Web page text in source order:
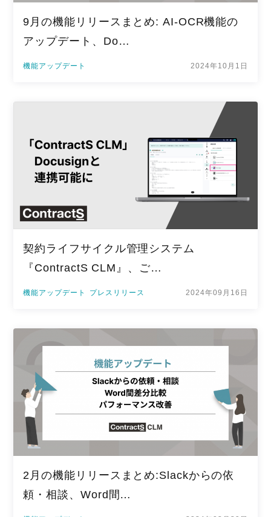
9月の機能リリースまとめ: AI-OCR機能の
アップデート、Do…
機能アップデート 2024年10月1日
契約ライフサイクル管理システム
『ContractS CLM』、ご…
機能アップデート プレスリリース 2024年09月16日
2月の機能リリースまとめ:Slackからの依
頼・相談、Word間…